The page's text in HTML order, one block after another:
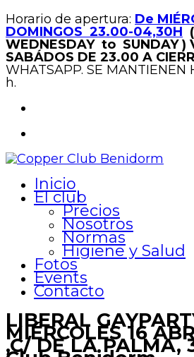
Horario de apertura: De
DOMINGOS 23.00-04,30H
WEDNESDAY to SUNDAY )
SABÁDOS DE 23.00 A
WHATSAPP. SE MANTIENEN
h.
Inicio
El club
Precios
Nosotros
Normas
Higiene y Salud
Fotos
Events
Contacto
LIBERAL
MIÉRCOLES 16
,C/ DE LA PALMA,